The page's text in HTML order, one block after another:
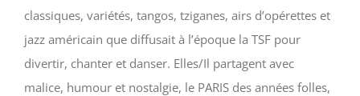
classiques, variétés, tangos, tziganes, airs d’opérettes et
jazz américain que diffusait à l’époque la TSF pour
divertir, chanter et danser. Elles/Il partagent avec
malice, humour et nostalgie, le PARIS des années folles,